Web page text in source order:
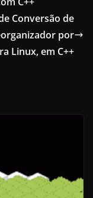
Conversão de
por
Linux, em C++